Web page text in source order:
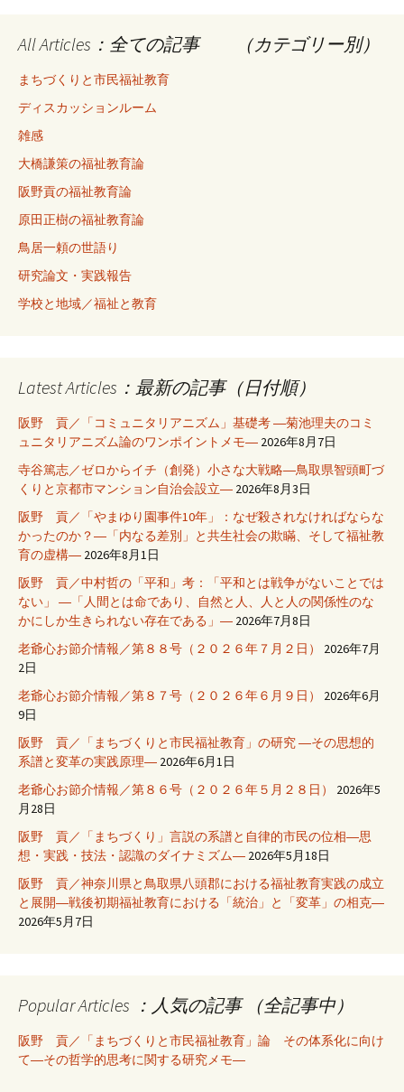
All Articles：全ての記事 （カテゴリー別）
まちづくりと市民福祉教育
ディスカッションルーム
雑感
大橋謙策の福祉教育論
阪野貢の福祉教育論
原田正樹の福祉教育論
鳥居一頼の世語り
研究論文・実践報告
学校と地域／福祉と教育
Latest Articles：最新の記事（日付順）
阪野 貢／「コミュニタリアニズム」基礎考 ―菊池理夫のコミ
ュニタリアニズム論のワンポイントメモ― 2026年8月7日
寺谷篤志／ゼロからイチ（創発）小さな大戦略―鳥取県智頭町づ
くりと京都市マンション自治会設立― 2026年8月3日
阪野 貢／「やまゆり園事件10年」：なぜ殺されなければならな
かったのか？―「内なる差別」と共生社会の欺瞞、そして福祉教
育の虚構― 2026年8月1日
阪野 貢／中村哲の「平和」考：「平和とは戦争がないことでは
ない」 ―「人間とは命であり、自然と人、人と人の関係性のな
かにしか生きられない存在である」― 2026年7月8日
老爺心お節介情報／第８８号（２０２６年７月２日）
2026年7月
2日
老爺心お節介情報／第８７号（２０２６年６月９日）
2026年6月
9日
阪野 貢／「まちづくりと市民福祉教育」の研究 ―その思想的
系譜と変革の実践原理― 2026年6月1日
老爺心お節介情報／第８６号（２０２６年５月２８日）
2026年5
月28日
阪野 貢／「まちづくり」言説の系譜と自律的市民の位相―思
想・実践・技法・認識のダイナミズム― 2026年5月18日
阪野 貢／神奈川県と鳥取県八頭郡における福祉教育実践の成立
と展開―戦後初期福祉教育における「統治」と「変革」の相克―
2026年5月7日
Popular Articles ：人気の記事 （全記事中）
阪野 貢／「まちづくりと市民福祉教育」論 その体系化に向け
て―その哲学的思考に関する研究メモ―